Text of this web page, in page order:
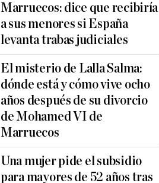
Marruecos: dice que recibiría
a sus menores si España
levanta trabas judiciales
El misterio de Lalla Salma:
dónde está y cómo vive ocho
años después de su divorcio
de Mohamed VI de
Marruecos
Una mujer pide el subsidio
para mayores de 52 años tras